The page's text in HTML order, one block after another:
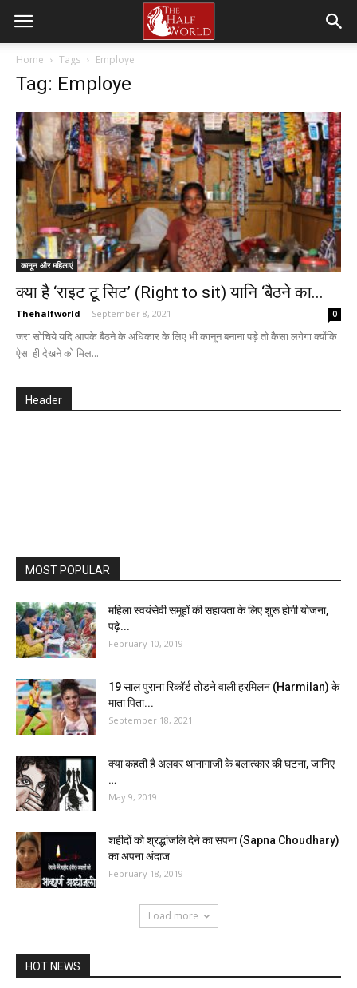
Home Tags Employe
Tag: Employe
कानून और महिलाएं
क्या है ‘राइट टू सिट’ (Right to sit) यानि ‘बैठने का...
Thehalfworld - September 8, 2021 0
जरा सोचिये यदि आपके बैठने के अधिकार के लिए भी कानून बनाना पड़े तो कैसा लगेगा क्योंकि
ऐसा ही देखने को मिल...
Header
MOST POPULAR
महिला स्वयंसेवी समूहों की सहायता के लिए शुरू होगी योजना,
पढ़े...
February 10, 2019
19 साल पुराना रिकॉर्ड तोड़ने वाली हरमिलन (Harmilan) के
माता पिता...
September 18, 2021
क्या कहती है अलवर थानागाजी के बलात्कार की घटना, जानिए
…
May 9, 2019
शहीदों को श्रद्धांजलि देने का सपना (Sapna Choudhary)
का अपना अंदाज
February 18, 2019
Load more
HOT NEWS